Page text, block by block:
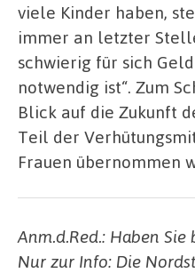
viele Kinder haben,
immer an letzter
schwierig für sich
notwendig ist“. Zum
Blick auf die Zukunft
Teil der
Frauen übernommen
Anm.d.Red.: Haben
Nur zur Info: Die